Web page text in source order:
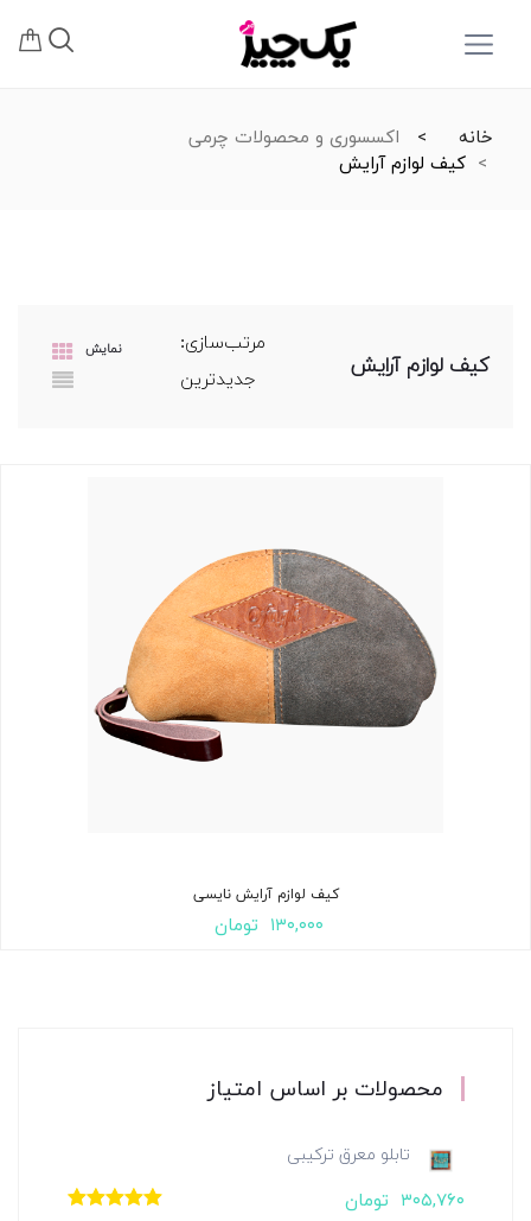
خانه
اکسسوری و محصولات چرمی
کیف لوازم آرایش
کیف لوازم آرایش
مرتب‌سازی: نمایش
کیف لوازم آرایش نایسی
۱۳۰,۰۰۰ تومان
محصولات بر اساس امتیاز
تابلو معرق ترکیبی
۳۰۵,۷۶۰ تومان